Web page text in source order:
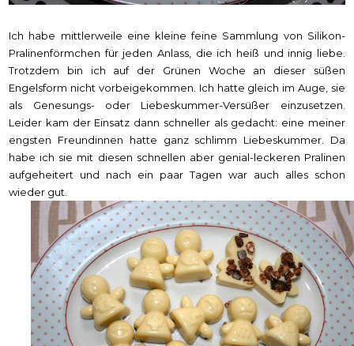
Ich habe mittlerweile eine kleine feine Sammlung von Silikon-
Pralinenförmchen für jeden Anlass, die ich heiß und innig liebe.
Trotzdem bin ich auf der Grünen Woche an dieser süßen
Engelsform nicht vorbeigekommen. Ich hatte gleich im Auge, sie
als Genesungs- oder Liebeskummer-Versüßer einzusetzen.
Leider kam der Einsatz dann schneller als gedacht: eine meiner
engsten Freundinnen hatte ganz schlimm Liebeskummer. Da
habe ich sie mit diesen schnellen aber genial-leckeren Pralinen
aufgeheitert und nach ein paar Tagen war auch alles schon
wieder gut.